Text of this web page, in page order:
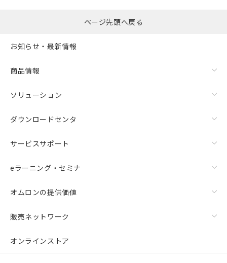
ページ先頭へ戻る
お知らせ・最新情報
商品情報
ソリューション
ダウンロードセンタ
サービスサポート
eラーニング・セミナ
オムロンの提供価値
販売ネットワーク
オンラインストア